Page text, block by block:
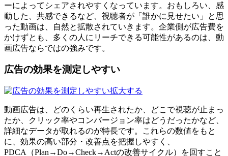
ーによってシェアされやすくなっています。おもしろい、感
動した、共感できるなど、視聴者が「誰かに見せたい」と思
った動画は、自然と拡散されていきます。企業側が広告費を
かけずとも、多くの人にリーチできる可能性があるのは、動
画広告ならではの強みです。
広告の効果を測定しやすい
拡大する
動画広告は、どのくらい再生されたか、どこで視聴が止まっ
たか、クリック率やコンバージョン率はどうだったかなど、
詳細なデータが取れるのが特長です。これらの数値をもと
に、効果の高い部分・改善点を把握しやすく、
PDCA（Plan→Do→Check→Actの改善サイクル）を回すこと